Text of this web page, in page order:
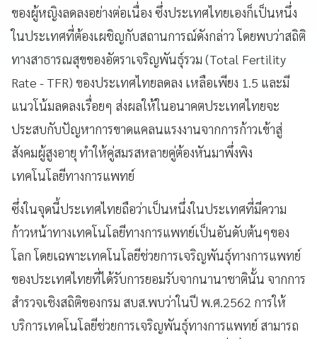
ของผู้หญิงลดลงอย่างต่อเนื่อง ซึ่งประเทศไทยเองก็เป็นหนึ่ง
ในประเทศที่ต้องเผชิญกับสถานการณ์ดังกล่าว โดยพบว่าสถิติ
ทางสาธารณสุขของอัตราเจริญพันธุ์รวม (Total Fertility
Rate - TFR) ของประเทศไทยลดลง เหลือเพียง 1.5 และมี
แนวโน้มลดลงเรื่อยๆ ส่งผลให้ในอนาคตประเทศไทยจะ
ประสบกับปัญหาการขาดแคลนแรงงานจากการก้าวเข้าสู่
สังคมผู้สูงอายุ ทำให้คู่สมรสหลายคู่ต้องหันมาพึ่งพิง
เทคโนโลยีทางการแพทย์
ซึ่งในจุดนี้ประเทศไทยถือว่าเป็นหนึ่งในประเทศที่มีความ
ก้าวหน้าทางเทคโนโลยีทางการแพทย์เป็นอันดับต้นๆของ
โลก โดยเฉพาะเทคโนโลยีช่วยการเจริญพันธุ์ทางการแพทย์
ของประเทศไทยที่ได้รับการยอมรับจากนานาชาตินั้น จากการ
สำรวจเชิงสถิติของกรม สบส.พบว่าในปี พ.ศ.2562 การให้
บริการเทคโนโลยีช่วยการเจริญพันธุ์ทางการแพทย์ สามารถ